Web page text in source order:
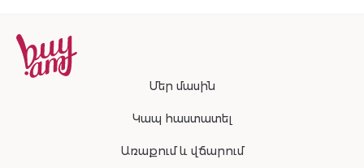
Մեր մասին
Կապ հաստատել
Առաքում և վճարում